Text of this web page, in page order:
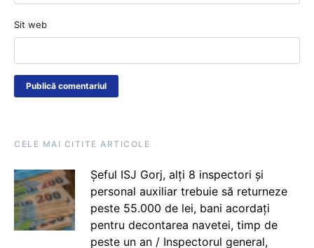
Sit web
CELE MAI CITITE ARTICOLE
Șeful ISJ Gorj, alți 8 inspectori și
personal auxiliar trebuie să returneze
peste 55.000 de lei, bani acordați
pentru decontarea navetei, timp de
peste un an / Inspectorul general,